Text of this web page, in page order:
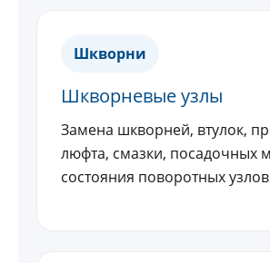
Шкворни
Шкворневые узлы
Замена шкворней, втулок,
люфта, смазки, посадочных
состояния поворотных